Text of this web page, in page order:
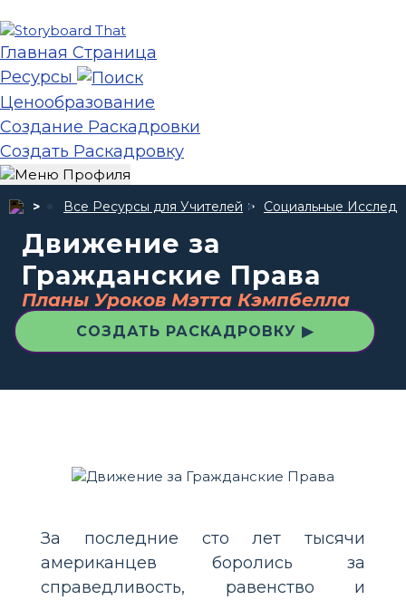
Главная Страница
Ресурсы
Ценообразование
Создание Раскадровки
Создать Раскадровку
Все Ресурсы для Учителей Социальные
Движение за
Гражданские Права
Планы Уроков Мэтта Кэмпбелла
СОЗДАТЬ РАСКАДРОВКУ ▶
За последние сто лет тысячи
американцев боролись за
справедливость, равенство и